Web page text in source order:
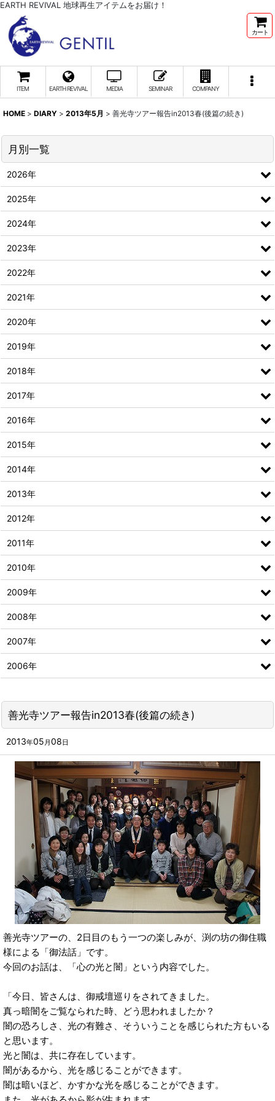
EARTH REVIVAL 地球再生アイテムをお届け！
カート
ITEM EARTH REVIVAL MEDIA SEMINAR COMPANY
HOME > DIARY > 2013年5月 > 善光寺ツアー報告in2013春(後篇の続き)
善光寺ツアー報告in2013春(後篇の続き)
2013年05 月 08 日
善光寺ツアーの、2日目のもう一つの楽しみが、渕の坊の御住職
様による「御法話」です。
今回のお話は、「心の光と闇」という内容でした。
「今日、皆さんは、御戒壇巡りをされてきました。
真っ暗闇をご覧なられた時、どう思われましたか？
闇の恐ろしさ、光の有難さ、そういうことを感じられた方もいる
と思います。
光と闇は、共に存在しています。
闇があるから、光を感じることができます。
闇は暗いほど、かすかな光を感じることができます。
月別一覧
2026年
2025年
2024年
2023年
2022年
2021年
2020年
2019年
2018年
2017年
2016年
2015年
2014年
2013年
2012年
2011年
2010年
2009年
2008年
2007年
2006年